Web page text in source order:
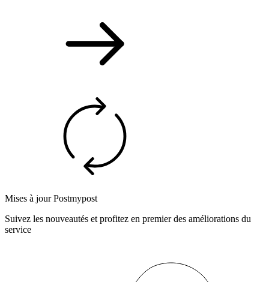
Mises à jour Postmypost
Suivez les nouveautés et profitez en premier des améliorations du
service